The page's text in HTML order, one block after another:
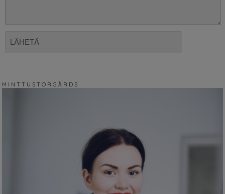
M I N T T U S T O R G Å R D S